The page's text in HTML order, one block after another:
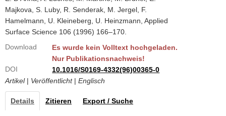
Majkova, S. Luby, R. Senderak, M. Jergel, F.
Hamelmann, U. Kleineberg, U. Heinzmann, Applied
Surface Science 106 (1996) 166–170.
Download
Es wurde kein Volltext hochgeladen.
Nur Publikationsnachweis!
DOI
10.1016/S0169-4332(96)00365-0
Artikel| Veröffentlicht| Englisch
Details Zitieren Export / Suche